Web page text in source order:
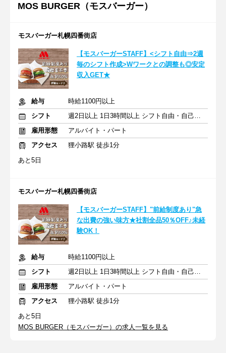
MOS BURGER（モスバーガー）
モスバーガー札幌四番街店
【モスバーガーSTAFF】<シフト自由⇒2週
毎のシフト作成>Wワークとの調整も◎安定
収入GET★
給与
時給1100円以上
シフト
週2日以上 1日3時間以上 シフト自由・自己申告
雇用形態
アルバイト・パート
アクセス
狸小路駅 徒歩1分
あと5日
モスバーガー札幌四番街店
【モスバーガーSTAFF】"前給制度あり"急
な出費の強い味方★社割全品50％OFF♪未経
験OK！
給与
時給1100円以上
シフト
週2日以上 1日3時間以上 シフト自由・自己申告
雇用形態
アルバイト・パート
アクセス
狸小路駅 徒歩1分
あと5日
MOS BURGER（モスバーガー）の求人一覧を見る